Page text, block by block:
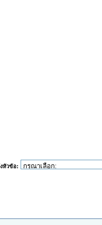
หัวข้อ: